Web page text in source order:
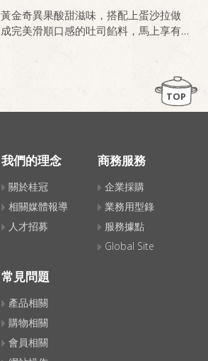
黃金奇異果酸甜滋味，搭配上蛋沙拉做
成完美滑順口感的吐司餡料，馬上享有
TOP
我們的理念
關於桂冠
相關媒體報導
人才招募
商務服務
企業採購
業務用型錄
服務據點
Global Site
常見問題
產品相關
購物相關
會員相關